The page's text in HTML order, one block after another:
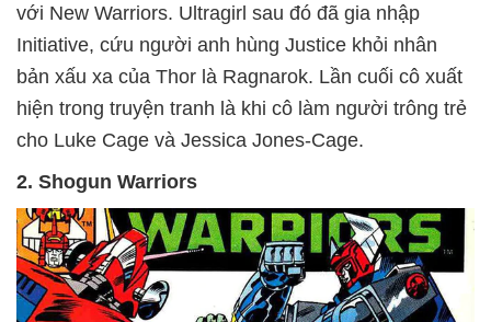
với New Warriors. Ultragirl sau đó đã gia nhập
Initiative, cứu người anh hùng Justice khỏi nhân
bản xấu xa của Thor là Ragnarok. Lần cuối cô xuất
hiện trong truyện tranh là khi cô làm người trông trẻ
cho Luke Cage và Jessica Jones-Cage.
2. Shogun Warriors